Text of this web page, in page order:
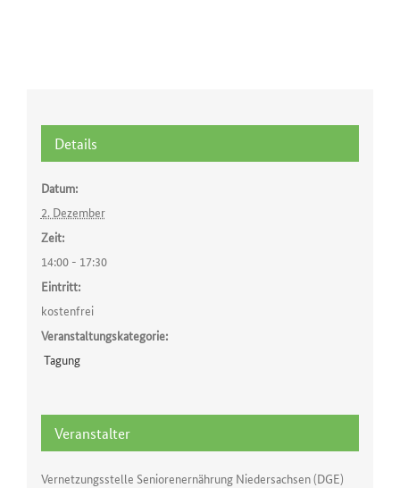
Details
Datum:
2. Dezember
Zeit:
14:00 - 17:30
Eintritt:
kostenfrei
Veranstaltungskategorie:
Tagung
Veranstalter
Vernetzungsstelle Seniorenernährung Niedersachsen (DGE)